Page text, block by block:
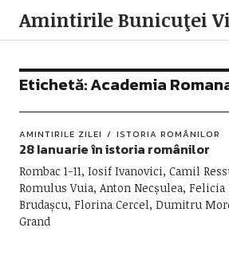
Amintirile Bunicuţei
Etichetă:Academia
AMINTIRILE ZILEI ISTORIA ROMÂNILOR
28 Ianuarie în istoria românilor
Rombac 1-11, Iosif Ivanovici, Camil
Romulus Vuia, Anton Necșulea,
Brudașcu, Florina Cercel, Dumitru
Grand